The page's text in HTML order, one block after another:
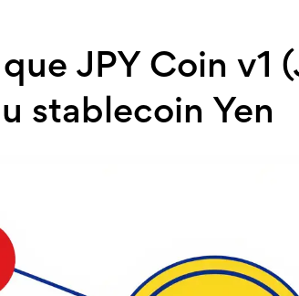
JPY Coin v1
stablecoin Yen